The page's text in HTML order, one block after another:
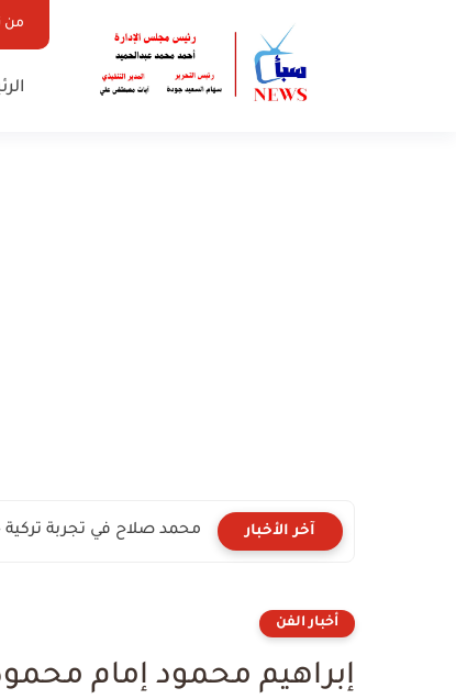
من
آخر الأخبار محمد صلاح في تجربة
أخبار الفن
إبراهيم محمود إمام